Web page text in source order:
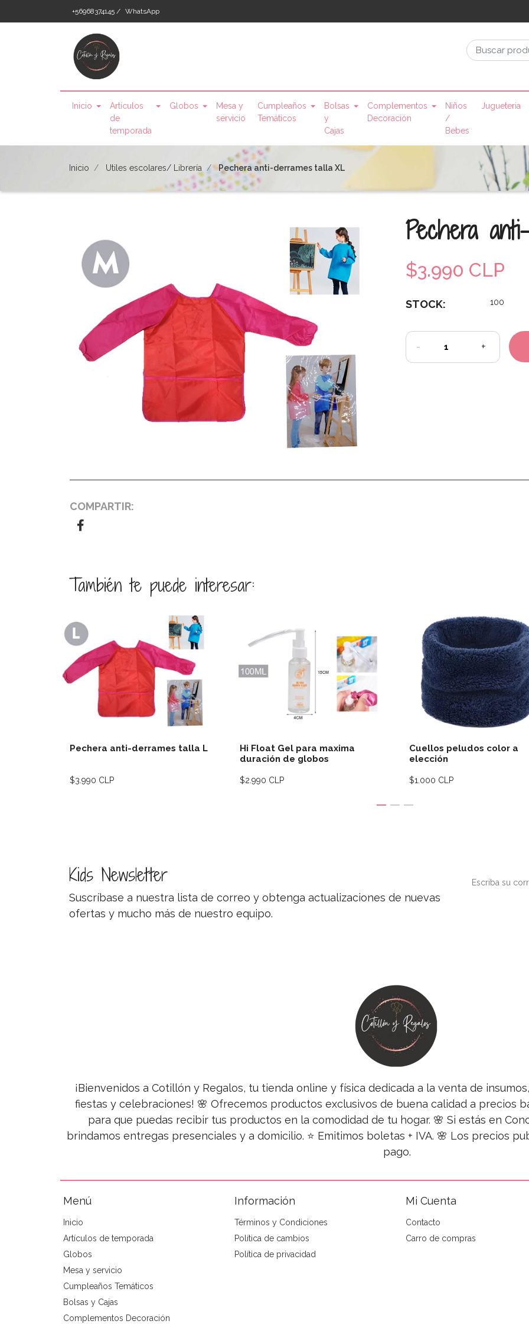
+56968374145 / WhatsApp
Inicio
Artículos
de
temporada
Globos
Mesa y
servicio
Cumpleaños
Temáticos
Bolsas
y
Cajas
Complementos
Decoración
Niños
/
Bebes
Jugueteria
Inicio Utiles escolares/ Librería Pechera anti-derrames talla XL
Pechera
$3.990 CLP
STOCK: 100
- +
COMPARTIR:
También te puede interesar:
Pechera anti-derrames talla L
Ver detalles
$3.990 CLP
Hi Float Gel para maxima
duración de globos
Ver detalles
$2.990 CLP
Cuellos peludos color a
elección
Ver
$1.000 CLP
Kids Newsletter
Suscríbase a nuestra lista de correo y obtenga actualizaciones de nuevas
ofertas y mucho más de nuestro equipo.
¡Bienvenidos a Cotillón y Regalos, tu tienda online y física dedicada a la venta de
fiestas y celebraciones! 🌸 Ofrecemos productos exclusivos de buena calidad a precios
para que puedas recibir tus productos en la comodidad de tu hogar. 🌸 Si estás en
brindamos entregas presenciales y a domicilio. ⭐ Emitimos boletas + IVA. 🌸 Los precios
pago.
Menú
Inicio
Artículos de temporada
Globos
Mesa y servicio
Cumpleaños Temáticos
Bolsas y Cajas
Complementos Decoración
Información
Términos y Condiciones
Política de cambios
Política de privacidad
Mi Cuenta
Contacto
Carro de compras